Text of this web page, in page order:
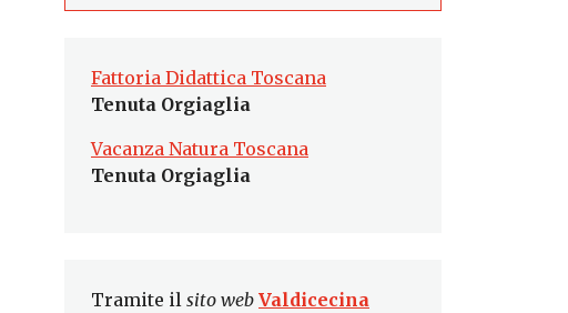
Fattoria Didattica Toscana
Tenuta Orgiaglia
Vacanza Natura Toscana
Tenuta Orgiaglia
Tramite il sito web Valdicecina